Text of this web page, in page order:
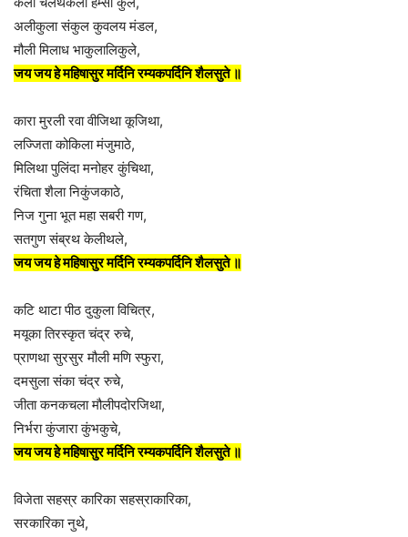
अलीकुला संकुल कुवलय मंडल,
मौली मिलाध भाकुलालिकुले,
जय जय हे महिषासुर मर्दिनि रम्यकपर्दिनि शैलसुते ॥
कारा मुरली रवा वीजिथा कूजिथा,
लज्जिता कोकिला मंजुमाठे,
मिलिथा पुलिंदा मनोहर कुंचिथा,
रंचिता शैला निकुंजकाठे,
निज गुना भूत महा सबरी गण,
सतगुण संब्रथ केलीथले,
जय जय हे महिषासुर मर्दिनि रम्यकपर्दिनि शैलसुते ॥
कटि थाटा पीठ दुकुला विचित्र,
मयूका तिरस्कृत चंद्र रुचे,
प्राणथा सुरसुर मौली मणि स्फुरा,
दमसुला संका चंद्र रुचे,
जीता कनकचला मौलीपदोरजिथा,
निर्भरा कुंजारा कुंभकुचे,
जय जय हे महिषासुर मर्दिनि रम्यकपर्दिनि शैलसुते ॥
विजेता सहस्र कारिका सहस्राकारिका,
सरकारिका नुथे,